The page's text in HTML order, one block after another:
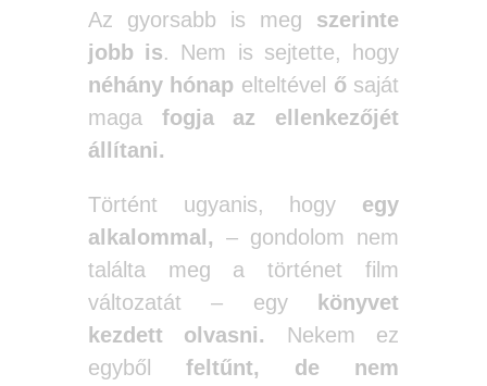
Az gyorsabb is meg szerinte
jobb is. Nem is sejtette, hogy
néhány hónap elteltével ősaját
maga fogja
az ellenkezőjét
állítani.
Történt ugyanis, hogy egy
alkalommal, – gondolom nem
találta meg a történet film
változatát – egy könyvet
kezdett olvasni.
Nekem ez
egyből feltűnt, de nem